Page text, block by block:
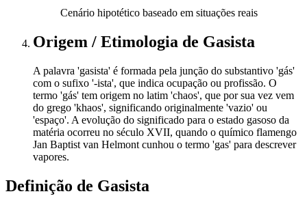
Cenário hipotético baseado em situações reais
Origem / Etimologia de Gasista
A palavra 'gasista' é formada pela junção do substantivo 'gás'
com o sufixo '-ista', que indica ocupação ou profissão. O
termo 'gás' tem origem no latim 'chaos', que por sua vez vem
do grego 'khaos', significando originalmente 'vazio' ou
'espaço'. A evolução do significado para o estado gasoso da
matéria ocorreu no século XVII, quando o químico flamengo
Jan Baptist van Helmont cunhou o termo 'gas' para descrever
vapores.
Definição de Gasista